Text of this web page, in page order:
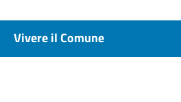
Vivere il Comune